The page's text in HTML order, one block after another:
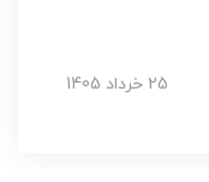
25 خرداد 1405